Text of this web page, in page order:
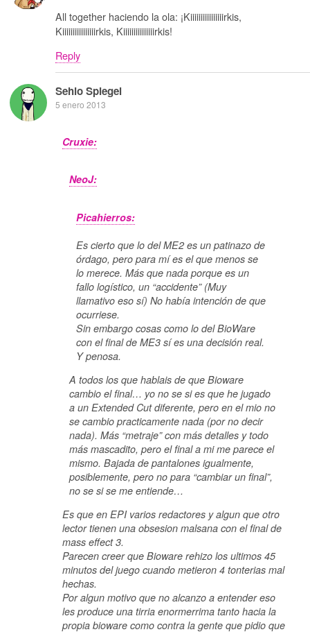
All together haciendo la ola: ¡Kiiiiiiiiiiiiiiiirkis,
Kiiiiiiiiiiiiiiiirkis, Kiiiiiiiiiiiiiiirkis!
Reply
Sehio Spiegel
5 enero 2013
Cruxie:
NeoJ:
Picahierros:
Es cierto que lo del ME2 es un patinazo de
órdago, pero para mí es el que menos se
lo merece. Más que nada porque es un
fallo logístico, un “accidente” (Muy
llamativo eso sí) No había intención de que
ocurriese.
Sin embargo cosas como lo del BioWare
con el final de ME3 sí es una decisión real.
Y penosa.
A todos los que hablais de que Bioware
cambio el final… yo no se si es que he jugado
a un Extended Cut diferente, pero en el mio no
se cambio practicamente nada (por no decir
nada). Más “metraje” con más detalles y todo
más mascadito, pero el final a mi me parece el
mismo. Bajada de pantalones igualmente,
posiblemente, pero no para “cambiar un final”,
no se si se me entiende…
Es que en EPI varios redactores y algun que otro
lector tienen una obsesion malsana con el final de
mass effect 3.
Parecen creer que Bioware rehizo los ultimos 45
minutos del juego cuando metieron 4 tonterias mal
hechas.
Por algun motivo que no alcanzo a entender eso
les produce una tirria enormerrima tanto hacia la
propia bioware como contra la gente que pidio que